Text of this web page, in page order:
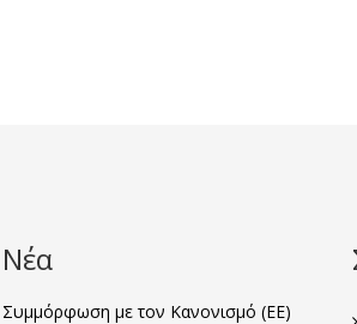
Νέα
Συμμόρφωση με τον Κανονισμό (ΕΕ)